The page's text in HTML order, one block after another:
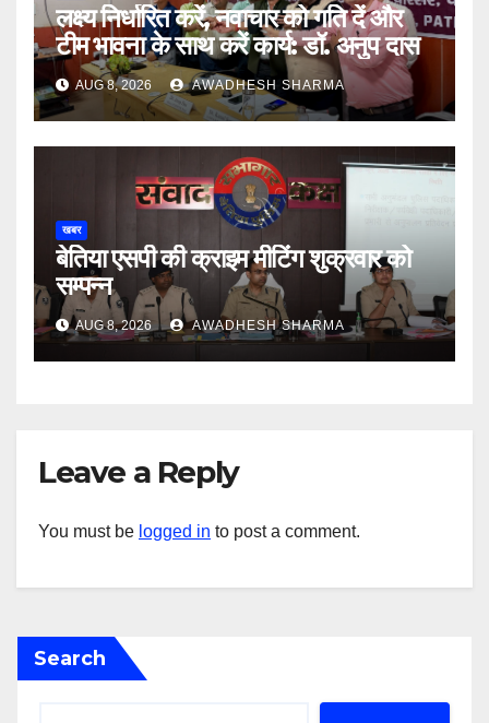
लक्ष्य निर्धारित करें, नवाचार को गति दें और
टीम भावना के साथ करें कार्य: डॉ. अनुप दास
AUG 8, 2026 AWADHESH SHARMA
खबर
बेतिया एसपी की क्राइम मीटिंग शुक्रवार को
सम्पन्न
AUG 8, 2026 AWADHESH SHARMA
Leave a Reply
You must be logged in to post a comment.
Search